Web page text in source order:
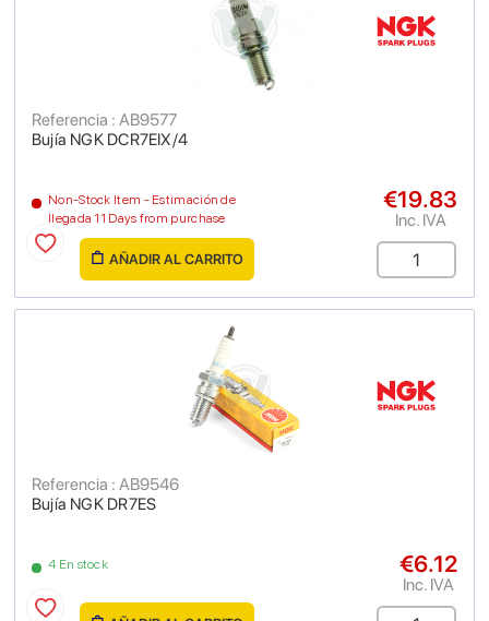
Bujía NGK DCR7EIX/4
Referencia : AB9577
Non-Stock Item - Estimación de
llegada 11 Days from purchase
€19.83
Inc. IVA
AÑADIR AL CARRITO
Bujía NGK DR7ES
Referencia : AB9546
4 En stock €6.12
Inc. IVA